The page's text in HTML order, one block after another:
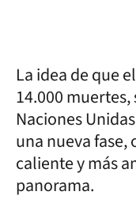
La idea de que
14.000
Naciones
una nueva fase,
caliente y más
panorama.